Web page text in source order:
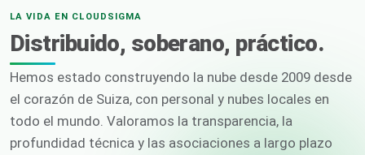
LA VIDA EN CLOUDSIGMA
Distribuido, soberano, práctico.
Hemos estado construyendo la nube desde 2009 desde
el corazón de Suiza, con personal y nubes locales en
todo el mundo. Valoramos la transparencia, la
profundidad técnica y las asociaciones a largo plazo